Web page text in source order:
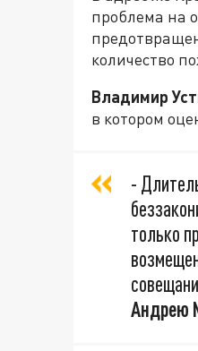
проблема на
количество
Владимир
в котором
-
только
Андрею